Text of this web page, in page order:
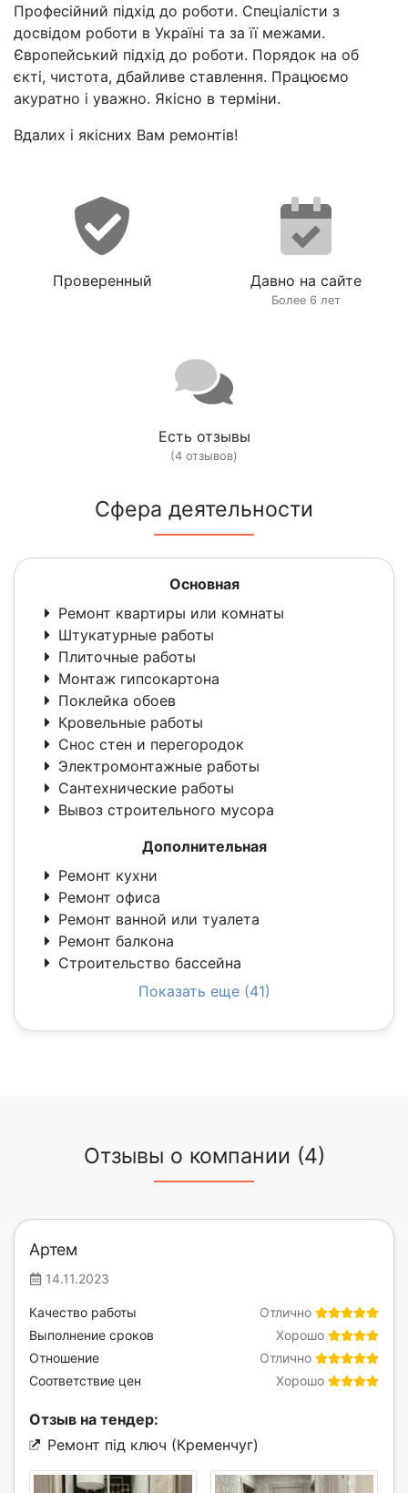
Професійний підхід до роботи. Спеціалісти з
досвідом роботи в Україні та за її межами.
Європейський підхід до роботи. Порядок на об
єкті, чистота, дбайливе ставлення. Працюємо
акуратно і уважно. Якісно в терміни.
Вдалих і якісних Вам ремонтів!
Проверенный Давно на сайте
Более 6 лет
Есть отзывы
(4 отзывов)
Сфера деятельности
Основная
Ремонт квартиры или комнаты
Штукатурные работы
Плиточные работы
Монтаж гипсокартона
Поклейка обоев
Кровельные работы
Снос стен и перегородок
Электромонтажные работы
Сантехнические работы
Вывоз строительного мусора
Дополнительная
Ремонт кухни
Ремонт офиса
Ремонт ванной или туалета
Ремонт балкона
Строительство бассейна
Показать еще (41)
Отзывы о компании (4)
Артем
14.11.2023
Отлично
Качество работы
Хорошо
Выполнение сроков
Отлично
Отношение
Хорошо
Соответствие цен
Отзыв на тендер:
Ремонт під ключ (Кременчуг)